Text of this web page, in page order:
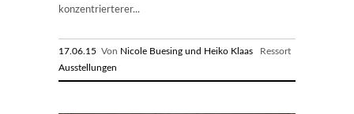
konzentrierterer...
17.06.15 Von Nicole Buesing und Heiko Klaas Ressort
Ausstellungen